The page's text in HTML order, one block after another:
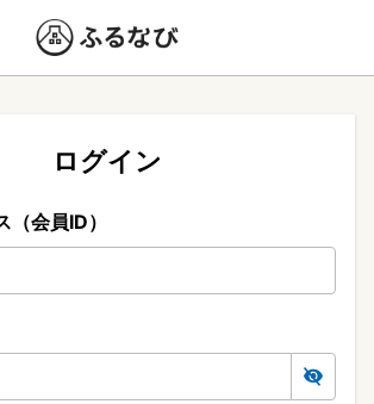
ログイン
（会員ID）